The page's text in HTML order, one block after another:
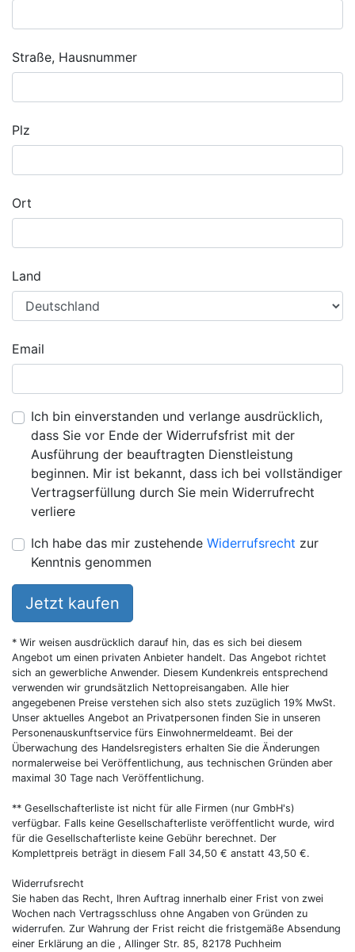
Straße, Hausnummer
Plz
Ort
Land
Email
Ich bin einverstanden und verlange ausdrücklich,
dass Sie vor Ende der Widerrufsfrist mit der
Ausführung der beauftragten Dienstleistung
beginnen. Mir ist bekannt, dass ich bei vollständiger
Vertragserfüllung durch Sie mein Widerrufrecht
verliere
Ich habe das mir zustehende Widerrufsrecht zur
Kenntnis genommen
Jetzt kaufen
* Wir weisen ausdrücklich darauf hin, das es sich bei diesem
Angebot um einen privaten Anbieter handelt. Das Angebot richtet
sich an gewerbliche Anwender. Diesem Kundenkreis entsprechend
verwenden wir grundsätzlich Nettopreisangaben. Alle hier
angegebenen Preise verstehen sich also stets zuzüglich 19% MwSt.
Unser aktuelles Angebot an Privatpersonen finden Sie in unseren
Personenauskunftservice fürs Einwohnermeldeamt. Bei der
Überwachung des Handelsregisters erhalten Sie die Änderungen
normalerweise bei Veröffentlichung, aus technischen Gründen aber
maximal 30 Tage nach Veröffentlichung.
** Gesellschafterliste ist nicht für alle Firmen (nur GmbH's)
verfügbar. Falls keine Gesellschafterliste veröffentlicht wurde, wird
für die Gesellschafterliste keine Gebühr berechnet. Der
Komplettpreis beträgt in diesem Fall 34,50 € anstatt 43,50 €.
Widerrufsrecht
Sie haben das Recht, Ihren Auftrag innerhalb einer Frist von zwei
Wochen nach Vertragsschluss ohne Angaben von Gründen zu
widerrufen. Zur Wahrung der Frist reicht die fristgemäße Absendung
einer Erklärung an die , Allinger Str. 85, 82178 Puchheim